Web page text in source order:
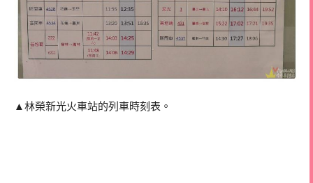
▲林榮新光火車站的列車時刻表。